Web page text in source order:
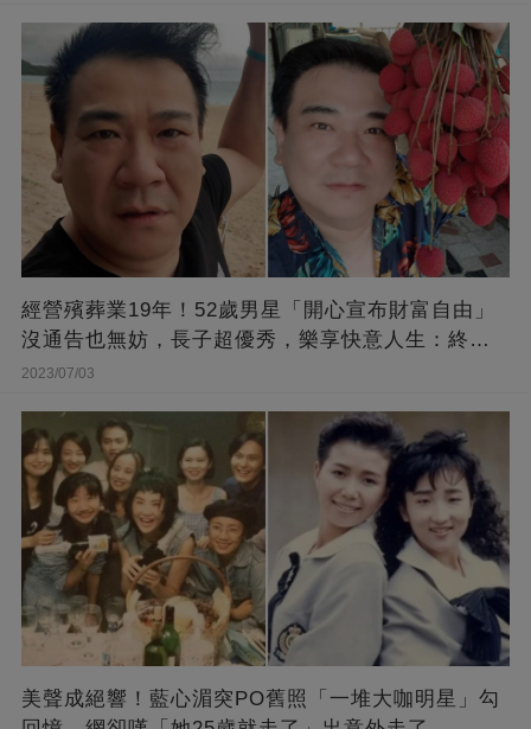
經營殯葬業19年！52歲男星「開心宣布財富自由」
沒通告也無妨，長子超優秀，樂享快意人生：終于
能遊山玩水！
2023/07/03
美聲成絕響！藍心湄突PO舊照「一堆大咖明星」勾